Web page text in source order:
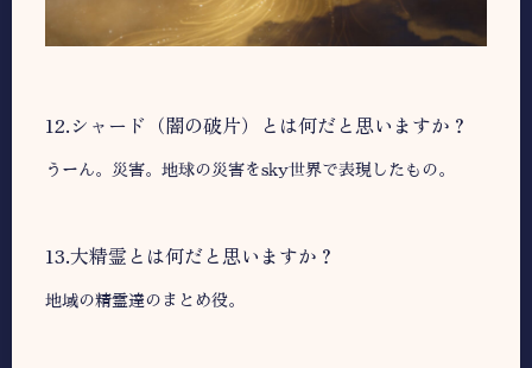
12.シャード（闇の破片）とは何だと思いますか？
うーん。災害。地球の災害をsky世界で表現したもの。
13.大精霊とは何だと思いますか？
地域の精霊達のまとめ役。